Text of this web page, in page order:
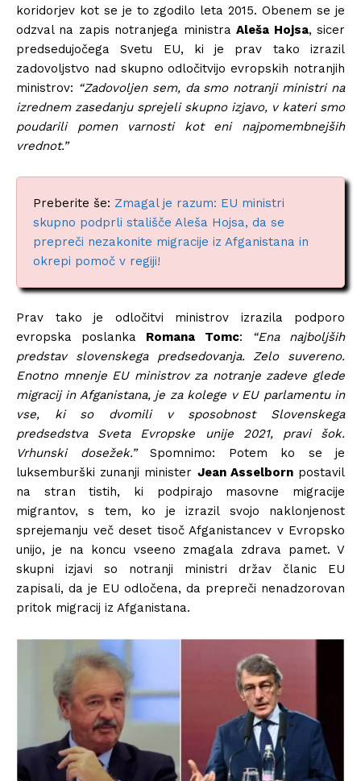
koridorjev kot se je to zgodilo leta 2015. Obenem se je
odzval na zapis notranjega ministraAleša Hojsa, sicer
predsedujočega Svetu EU, ki je prav tako izrazil
zadovoljstvo nad skupno odločitvijo evropskih notranjih
ministrov: “Zadovoljen sem, da smo notranji ministri na
izrednem zasedanju sprejeli skupno izjavo, v kateri smo
poudarili pomen varnosti kot eni najpomembnejših
vrednot.”
Preberite še: Zmagal je razum: EU ministri
skupno podprli stališče Aleša Hojsa, da se
prepreči nezakonite migracije iz Afganistana in
okrepi pomoč v regiji!
Prav tako je odločitvi ministrov izrazila podporo
evropska poslanka Romana Tomc:
“Ena najboljših
predstav slovenskega predsedovanja. Zelo suvereno.
Enotno mnenje EU ministrov za notranje zadeve glede
migracij in Afganistana, je za kolege v EU parlamentu in
vse, ki so dvomili v sposobnost ⁦ Slovenskega
predsedstva Sveta Evropske unije 2021, pravi šok.
Vrhunski dosežek⁩.” Spomnimo: Potem ko se je
luksemburški zunanji minister Jean Asselbornpostavil
na stran tistih, ki podpirajo masovne migracije
migrantov, s tem, ko je izrazil svojo naklonjenost
sprejemanju več deset tisoč Afganistancev v Evropsko
unijo, je na koncu vseeno zmagala zdrava pamet. V
skupni izjavi so notranji ministri držav članic EU
zapisali, da je EU odločena, da prepreči nenadzorovan
pritok migracij iz Afganistana.